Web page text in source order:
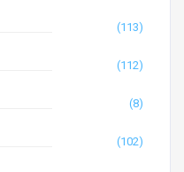
(113)
(112)
(8)
(102)